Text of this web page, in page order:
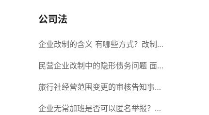
间？
公司法
企业改制的含义 有哪些方式？改制
后国企员工属于什么性质？
民营企业改制中的隐形债务问题 面
对隐形债务问题应该如何解决？
旅行社经营范围变更的审核告知事项
旅游业的发展现状和趋势
企业无常加班是否可以匿名举报？强